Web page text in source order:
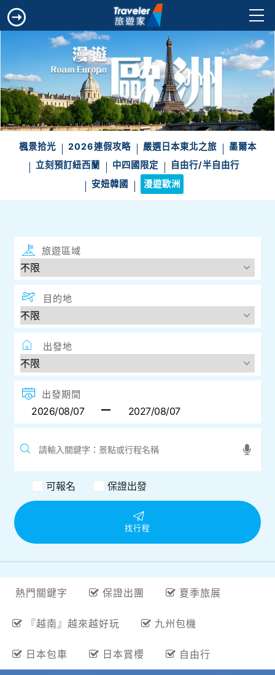
楓景拾光 2026連假攻略 嚴選日本東北之旅
墨爾本
立刻預訂紐西蘭
中四國限定
自由行/半自由行
安妞韓國
漫遊歐洲
旅遊區域
目的地
出發地
出發期間
可報名 保證出發
找行程
熱門關鍵字 保證出團 夏季旅展
『越南』越來越好玩 九州包機
日本包車 日本賞櫻 自由行